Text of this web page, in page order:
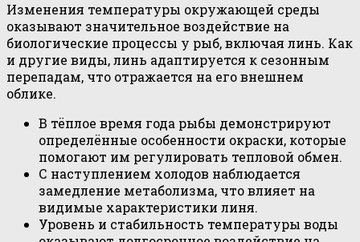
Изменения температуры окружающей среды
оказывают значительное воздействие на
биологические процессы у рыб, включая линь. Как
и другие виды, линь адаптируется к сезонным
перепадам, что отражается на его внешнем
облике.
В тёплое время года рыбы демонстрируют
определённые особенности окраски, которые
помогают им регулировать тепловой обмен.
С наступлением холодов наблюдается
замедление метаболизма, что влияет на
видимые характеристики линя.
Уровень и стабильность температуры воды